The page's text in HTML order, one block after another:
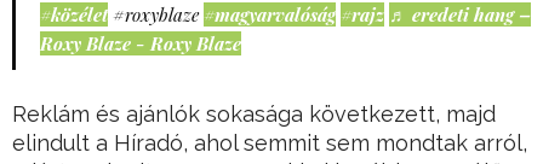
#közélet #roxyblaze #magyarvalóság #rajz ♬ eredeti hang –
Roxy Blaze - Roxy Blaze
Reklám és ajánlók sokasága következett, majd
elindult a Híradó, ahol semmit sem mondtak arról,